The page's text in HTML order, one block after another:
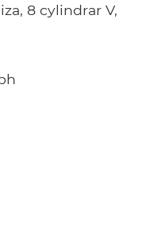
8 cylindrar V,